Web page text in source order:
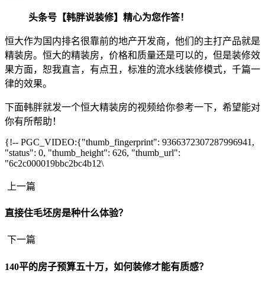
头条号【韩胖说装修】精心为您作答！
恒大作为国内排名很靠前的地产开发商，他们的主打产品就是
精装房。恒大的精装房，价格和质量还是可以的，但是装修效
果方面，恕我直言，有点丑，标准的流水线装修模式，千篇一
律的效果。
下面韩胖就发一个恒大精装房的视频给你参考一下，希望能对
你有所帮助！
{!-- PGC_VIDEO:{"thumb_fingerprint": 9366372307287996941,
"status": 0, "thumb_height": 626, "thumb_url":
"6c2c000019bbc2bc4b12\
上一篇
直接住毛坯房是种什么体验？
下一篇
140平的房子预算五十万，如何装修才能有质感？